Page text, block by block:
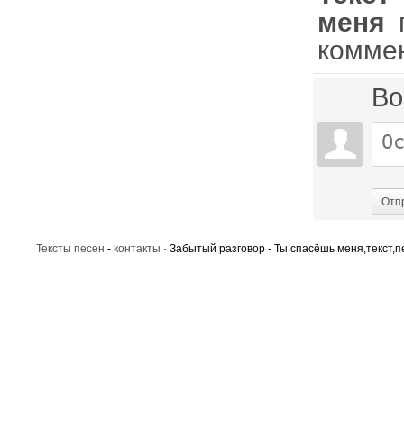
меня
Тексты песен - контакты · Забытый разговор - Ты спасёшь